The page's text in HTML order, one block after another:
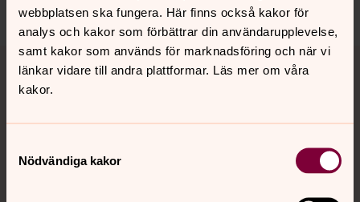
webbplatsen ska fungera. Här finns också kakor för
analys och kakor som förbättrar din användarupplevelse,
samt kakor som används för marknadsföring och när vi
länkar vidare till andra plattformar. Läs mer om våra
kakor.
Nödvändiga kakor
Tillbaka till toppen
Tillbaka till innehållet